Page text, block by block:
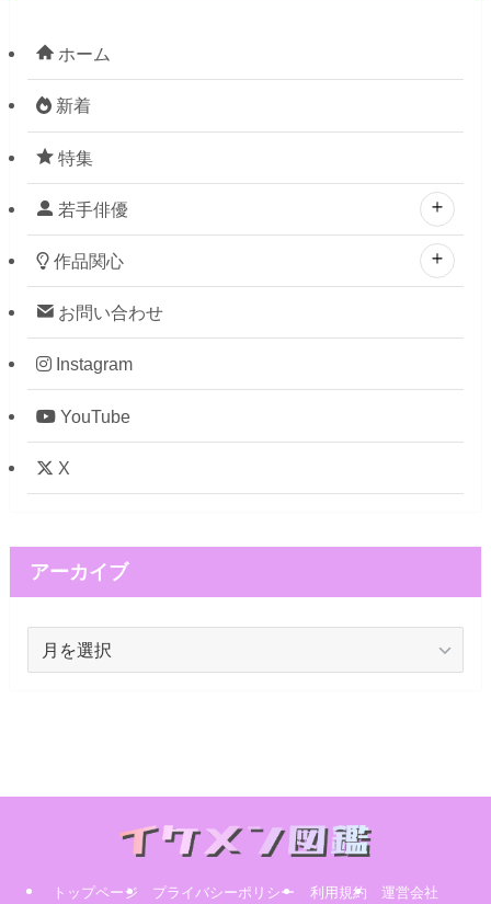
ホーム
新着
特集
若手俳優
作品関心
お問い合わせ
Instagram
YouTube
X
アーカイブ
トップページ プライバシーポリシー 利用規約 運営会社